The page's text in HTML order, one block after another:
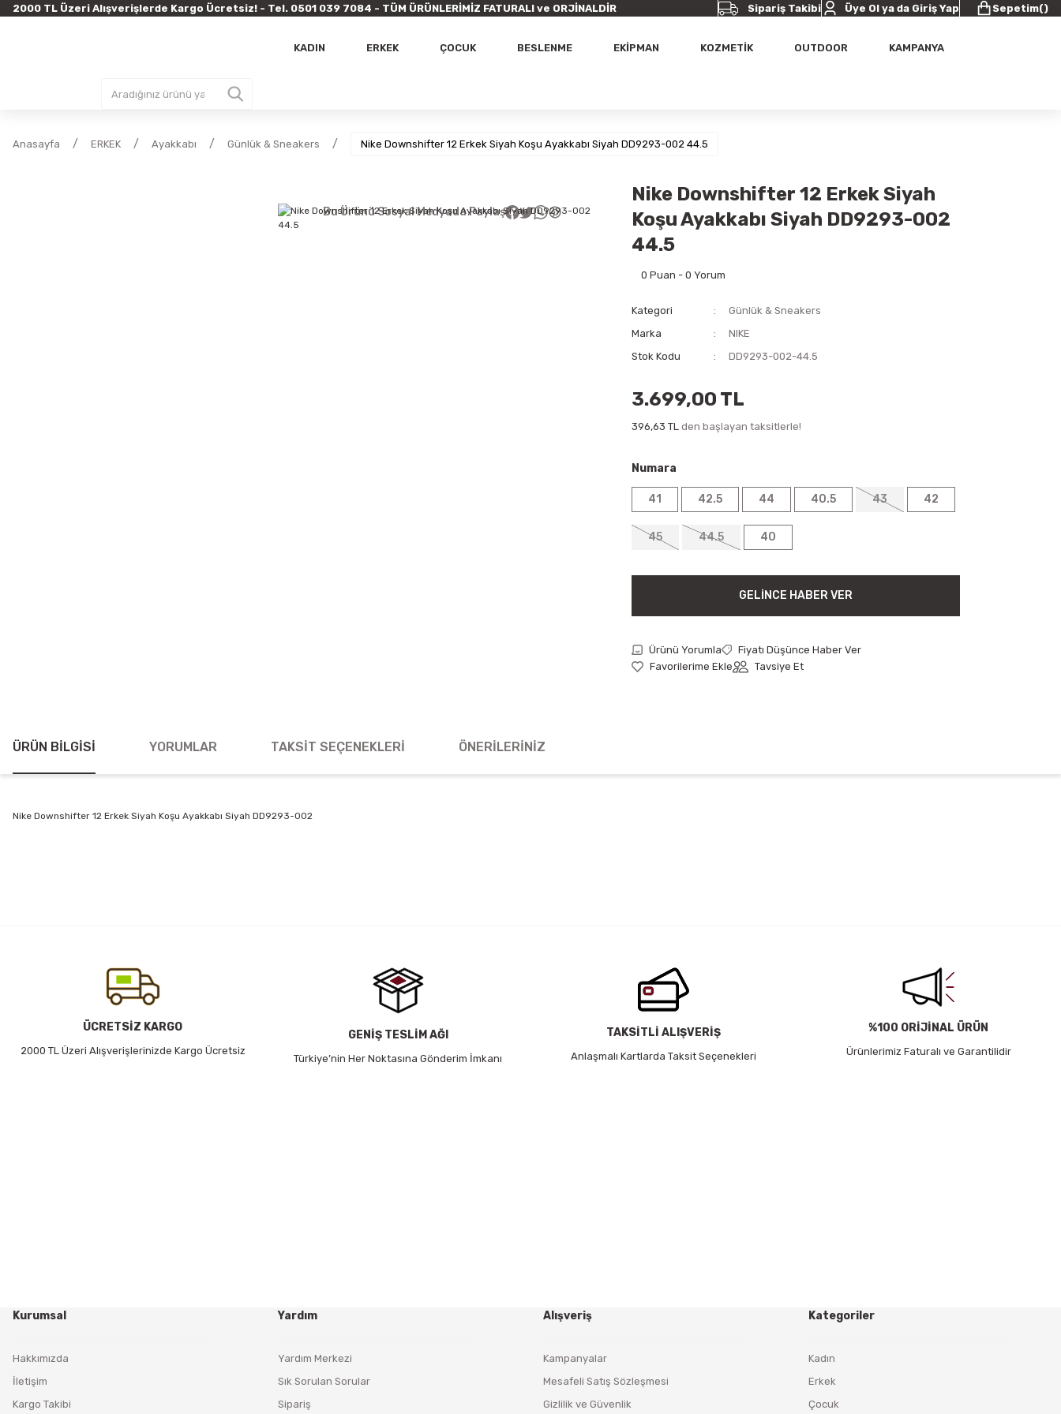
2000 TL Üzeri Alışverişlerde Kargo Ücretsiz! - Tel. 0501 039 7084 - TÜM ÜRÜNLERİMİZ FATURALI ve ORJİNALDİR Sipariş Takibi Üye Ol ya da Giriş Yap Sepetim()
KADIN ERKEK ÇOCUK BESLENME EKİPMAN KOZMETİK OUTDOOR KAMPANYA
Anasayfa ERKEK Ayakkabı Günlük & Sneakers Nike Downshifter 12 Erkek Siyah Koşu Ayakkabı Siyah DD9293-002 44.5
Bu Ürünü Sosyal Medyada Paylaş
Nike Downshifter 12 Erkek Siyah
Koşu Ayakkabı Siyah DD9293-002
44.5
0 Puan - 0 Yorum
Kategori
Günlük & Sneakers
Marka
NIKE
Stok Kodu
DD9293-002-44.5
3.699,00 TL
396,63 TL den başlayan taksitlerle!
Numara
41 42.5 44 40.5 43 42
45 44.5 40
GELINCE HABER VER
Ürünü Yorumla
Fiyatı Düşünce Haber Ver
Tavsiye Et
ÜRÜN BILGISI YORUMLAR TAKSIT SEÇENEKLERI ÖNERILERINIZ
Nike Downshifter 12 Erkek Siyah Koşu Ayakkabı Siyah DD9293-002
Ürün bilgilerinde hatalar bulunuyor.
Ürün fiyatı diğer sitelerden daha pahalı.
Bu ürüne benzer farklı alternatifler olmalı.
ÜCRETSİZ KARGO
2000 TL Üzeri Alışverişlerinizde Kargo Ücretsiz
GENİŞ TESLİM AĞI
Türkiye’nin Her Noktasına Gönderim İmkanı
TAKSİTLİ ALIŞVERİŞ
Anlaşmalı Kartlarda Taksit Seçenekleri
%100 ORİJİNAL ÜRÜN
Ürünlerimiz Faturalı ve Garantilidir
Kurumsal
Hakkımızda
İletişim
Kargo Takibi
Yardım
Yardım Merkezi
Sık Sorulan Sorular
Sipariş
Alışveriş
Kampanyalar
Mesafeli Satış Sözleşmesi
Gizlilik ve Güvenlik
Kategoriler
Kadın
Erkek
Çocuk